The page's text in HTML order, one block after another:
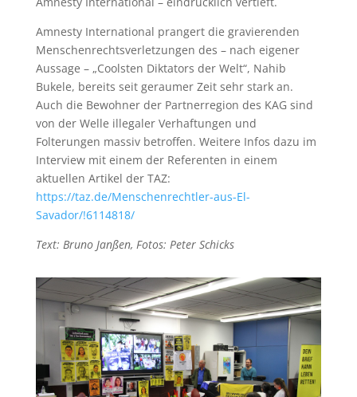
Amnesty International prangert die gravierenden
Menschenrechtsverletzungen des – nach eigener
Aussage – „Coolsten Diktators der Welt“, Nahib
Bukele, bereits seit geraumer Zeit sehr stark an.
Auch die Bewohner der Partnerregion des KAG sind
von der Welle illegaler Verhaftungen und
Folterungen massiv betroffen. Weitere Infos dazu im
Interview mit einem der Referenten in einem
aktuellen Artikel der TAZ:
https://taz.de/Menschenrechtler-aus-El-
Savador/!6114818/
Text: Bruno Janßen, Fotos: Peter Schicks